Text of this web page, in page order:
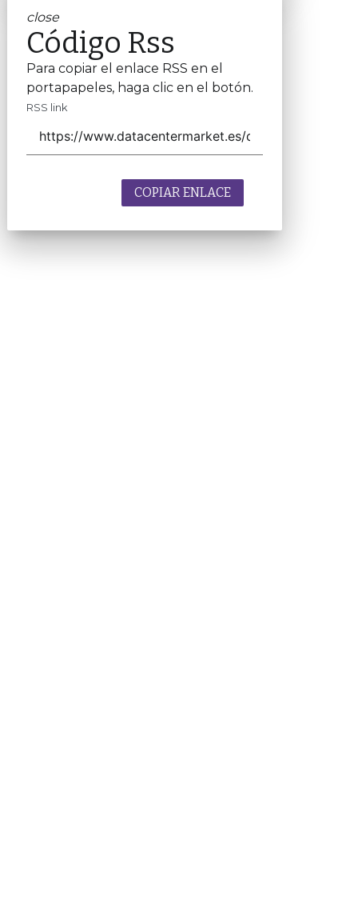
close
Código Rss
Para copiar el enlace RSS en el
portapapeles, haga clic en el botón.
RSS link
COPIAR ENLACE